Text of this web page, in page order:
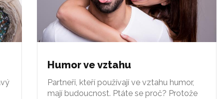
Humor ve vztahu
Partneři, kteří používají ve vztahu humor,
mají budoucnost. Ptáte se proč? Protože